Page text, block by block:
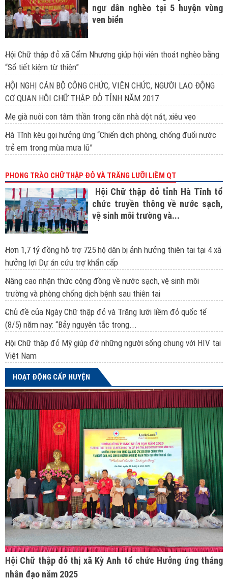
ngư dân nghèo tại 5 huyện vùng
ven biển
Hội Chữ thập đỏ xã Cẩm Nhượng giúp hội viên thoát nghèo bằng
“Sổ tiết kiệm từ thiện”
HỘI NGHỊ CÁN BỘ CÔNG CHỨC, VIÊN CHỨC, NGƯỜI LAO ĐỘNG
CƠ QUAN HỘI CHỮ THẬP ĐỎ TỈNH NĂM 2017
Mẹ già nuôi con tâm thần trong căn nhà dột nát, xiêu vẹo
Hà Tĩnh kêu gọi hưởng ứng “Chiến dịch phòng, chống đuối nước
trẻ em trong mùa mưa lũ”
PHONG TRÀO CHỮ THẬP ĐỎ VÀ TRĂNG LƯỠI LIỀM QT
Hội Chữ thập đỏ tỉnh Hà Tĩnh tổ
chức truyền thông về nước sạch,
vệ sinh môi trường và...
Hơn 1,7 tỷ đồng hỗ trợ 725 hộ dân bị ảnh hưởng thiên tai tại 4 xã
hưởng lợi Dự án cứu trợ khẩn cấp
Nâng cao nhận thức cộng đồng về nước sạch, vệ sinh môi
trường và phòng chống dịch bệnh sau thiên tai
Chủ đề của Ngày Chữ thập đỏ và Trăng lưỡi liềm đỏ quốc tế
(8/5) năm nay: “Bảy nguyên tắc trong...
Hội Chữ thập đỏ Mỹ giúp đỡ những người sống chung với HIV tại
Việt Nam
HOẠT ĐỘNG CẤP HUYỆN
Hội Chữ thập đỏ thị xã Kỳ Anh tổ chức Hưởng ứng tháng
nhân đạo năm 2025